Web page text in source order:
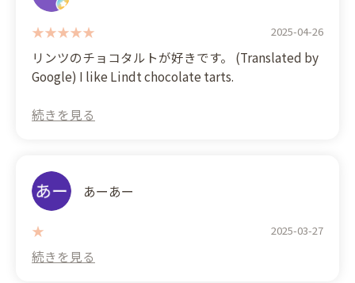
being rude and such, but that wasn't the case. The
staff were all very kind. I didn't have any issues.
However, it gets very crowded on Saturdays and
Sundays, so it might be better to go if you have
time.
2025-04-26
リンツのチョコタルトが好きです。 (Translated by
Google) I like Lindt chocolate tarts.
あーあー
2025-03-27